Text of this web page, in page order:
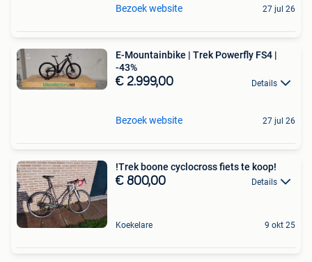
Bezoek website 27 jul 26
E-Mountainbike | Trek Powerfly FS4 |
-43%
€ 2.999,00 Details
Bezoek website 27 jul 26
!Trek boone cyclocross fiets te koop!
€ 800,00 Details
Koekelare 9 okt 25